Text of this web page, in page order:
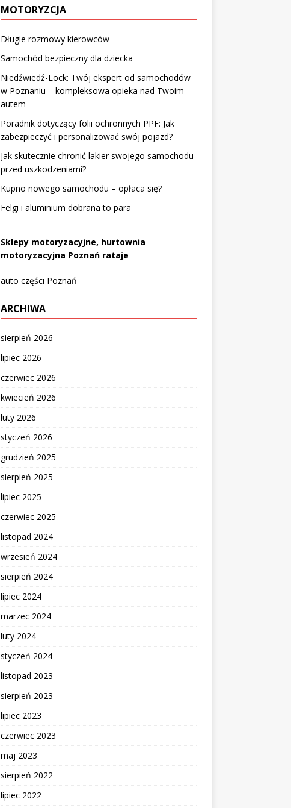
MOTORYZCJA
Długie rozmowy kierowców
Samochód bezpieczny dla dziecka
Niedźwiedź-Lock: Twój ekspert od samochodów
w Poznaniu – kompleksowa opieka nad Twoim
autem
Poradnik dotyczący folii ochronnych PPF: Jak
zabezpieczyć i personalizować swój pojazd?
Jak skutecznie chronić lakier swojego samochodu
przed uszkodzeniami?
Kupno nowego samochodu – opłaca się?
Felgi i aluminium dobrana to para
Sklepy motoryzacyjne, hurtownia
motoryzacyjna Poznań rataje
auto części Poznań
ARCHIWA
sierpień 2026
lipiec 2026
czerwiec 2026
kwiecień 2026
luty 2026
styczeń 2026
grudzień 2025
sierpień 2025
lipiec 2025
czerwiec 2025
listopad 2024
wrzesień 2024
sierpień 2024
lipiec 2024
marzec 2024
luty 2024
styczeń 2024
listopad 2023
sierpień 2023
lipiec 2023
czerwiec 2023
maj 2023
sierpień 2022
lipiec 2022